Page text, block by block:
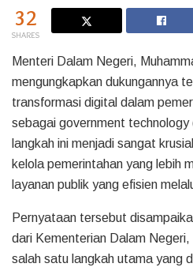
32
SHARES
Menteri Dalam Negeri,
mengungkapkan dukungannya
transformasi digital dalam
sebagai government technology
langkah ini menjadi sangat
kelola pemerintahan yang lebih
layanan publik yang efisien
Pernyataan tersebut
dari Kementerian Dalam
salah satu langkah utama yang